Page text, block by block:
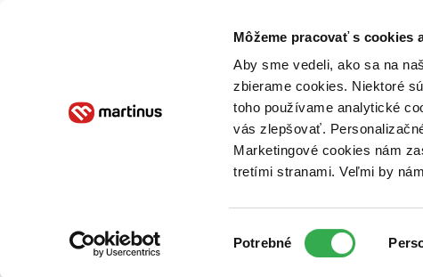
Môžeme pracovať s cookies
Aby sme vedeli, ako sa na
zbierame cookies. Niektoré
toho používame analytické
vás zlepšovať.
Marketingové cookies nám
tretími stranami. Veľmi by
súhlasu
Potrebné
Poukážky Kontakt